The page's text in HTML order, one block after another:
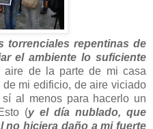
torrenciales repentinas de
el ambiente lo suficiente
aire de la parte de mi casa
mi edificio, de aire viciado
al menos para hacerlo un
(y el día nublado, que
no hiciera daño a mi fuerte